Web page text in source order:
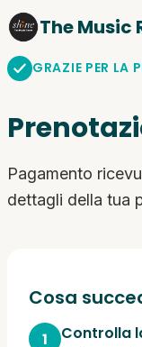
Skip to content
The Music
GRAZIE PER LA
Pagamento
dettagli della tua
Cosa
Controlla